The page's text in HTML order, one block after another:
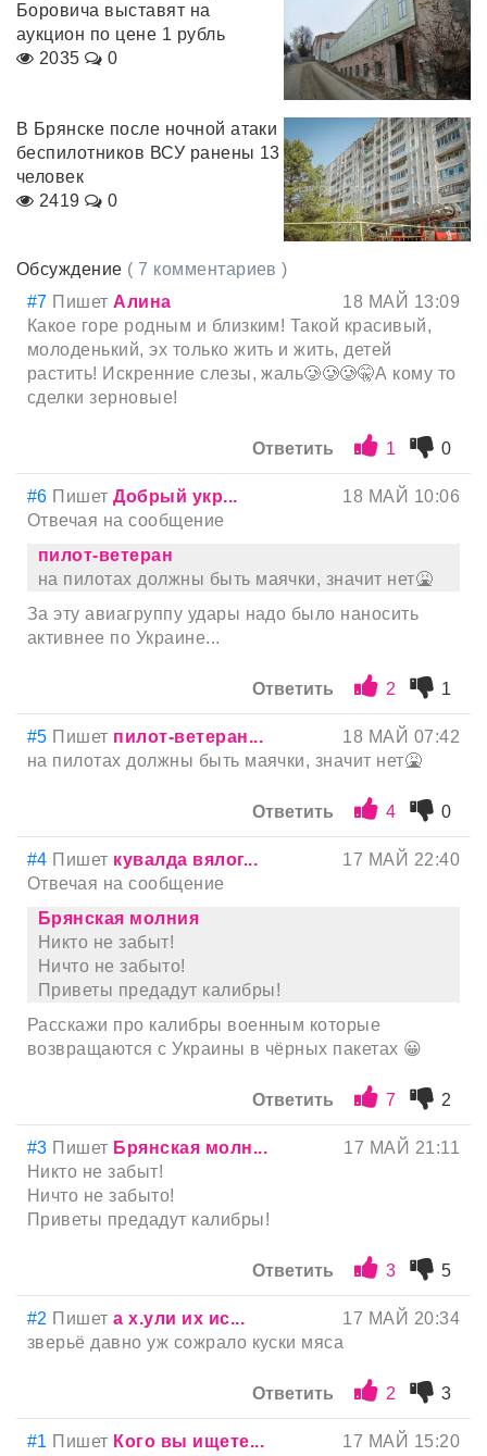
Боровича выставят на
аукцион по цене 1 рубль
2035
0
В Брянске после ночной атаки
беспилотников ВСУ ранены 13
человек
2419
0
Обсуждение ( 7 комментариев )
#7 Пишет Алина
18 МАЙ 13:09
Какое горе родным и близким! Такой красивый,
молоденький, эх только жить и жить, детей
растить! Искренние слезы, жаль🥲🥲🥲🤫А кому то
сделки зерновые!
Ответить 1 0
#6 ПишетДобрый укр...
18 МАЙ 10:06
Отвечая на сообщение
пилот-ветеран
на пилотах должны быть маячки, значит нет🤮
За эту авиагруппу удары надо было наносить
активнее по Украине...
Ответить 2 1
#5 Пишет пилот-ветеран...
18 МАЙ 07:42
на пилотах должны быть маячки, значит нет🤮
Ответить 4 0
#4 Пишет кувaлда вялог...
17 МАЙ 22:40
Отвечая на сообщение
Брянская молния
Никто не забыт!
Ничто не забыто!
Приветы предадут калибры!
Расскажи про калибры военным которые
возвращаются с Украины в чёрных пакетах 😀
Ответить 7 2
#3 Пишет Брянская молн...
17 МАЙ 21:11
Никто не забыт!
Ничто не забыто!
Приветы предадут калибры!
Ответить 3 5
#2 Пишета х.ули их ис...
17 МАЙ 20:34
зверьё давно уж сожрало куски мяса
Ответить 2 3
#1 Пишет Кого вы ищете...
17 МАЙ 15:20